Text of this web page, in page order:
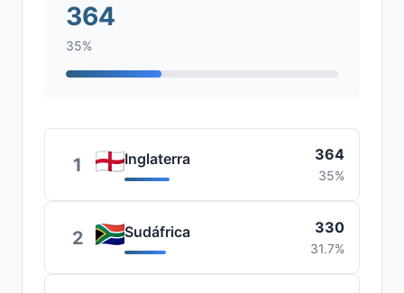
364
35%
1 Inglaterra 364
35%
2 Sudáfrica 330
31.7%